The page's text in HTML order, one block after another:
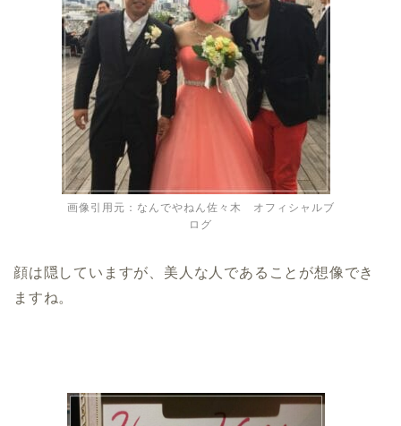
画像引用元：なんでやねん佐々木 オフィシャルブ
ログ
顔は隠していますが、美人な人であることが想像でき
ますね。